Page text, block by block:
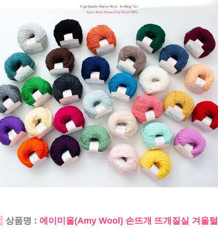
- 상품명 : 에이미울(Amy Wool) 손뜨개 뜨개질실 겨울털